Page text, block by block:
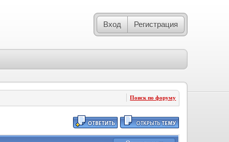
Вход Регистрация
Поиск по форуму